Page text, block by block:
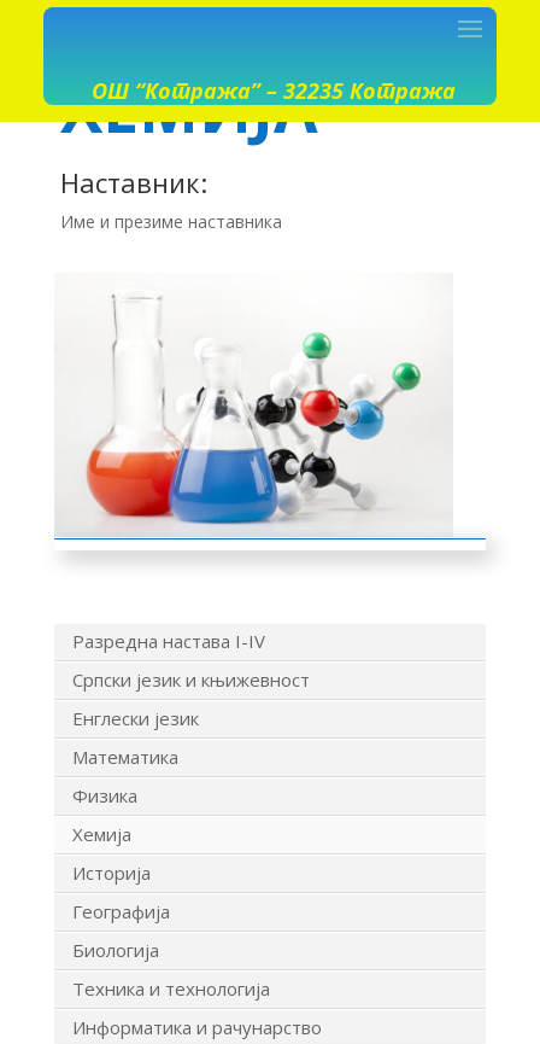
ОШ “Котража” – 32235 Котража
ХЕМИЈА
Наставник:
Име и презиме наставника
Разредна настава I-IV
Српски језик и књижевност
Енглески језик
Математика
Физика
Хемија
Историја
Географија
Биологија
Техника и технологија
Информатика и рачунарство